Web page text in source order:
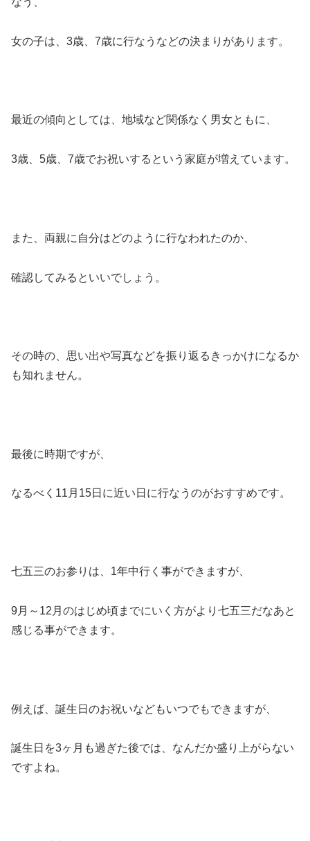
女の子は、3歳、7歳に行なうなどの決まりがあります。
最近の傾向としては、地域など関係なく男女ともに、
3歳、5歳、7歳でお祝いするという家庭が増えています。
また、両親に自分はどのように行なわれたのか、
確認してみるといいでしょう。
その時の、思い出や写真などを振り返るきっかけになるか
も知れません。
最後に時期ですが、
なるべく 11月15日 に近い日に行なうのがおすすめです。
七五三のお参りは、1年中行く事ができますが、
9月～12月のはじめ頃までにいく方がより七五三だなあと
感じる事ができます。
例えば、誕生日のお祝いなどもいつでもできますが、
誕生日を3ヶ月も過ぎた後では、なんだか盛り上がらない
ですよね。